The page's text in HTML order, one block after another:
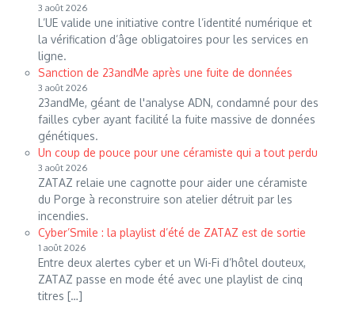
3 août 2026
L’UE valide une initiative contre l’identité numérique et
la vérification d’âge obligatoires pour les services en
ligne.
Sanction de 23andMe après une fuite de données
3 août 2026
23andMe, géant de l'analyse ADN, condamné pour des
failles cyber ayant facilité la fuite massive de données
génétiques.
Un coup de pouce pour une céramiste qui a tout perdu
3 août 2026
ZATAZ relaie une cagnotte pour aider une céramiste
du Porge à reconstruire son atelier détruit par les
incendies.
Cyber’Smile : la playlist d’été de ZATAZ est de sortie
1 août 2026
Entre deux alertes cyber et un Wi-Fi d’hôtel douteux,
ZATAZ passe en mode été avec une playlist de cinq
titres […]